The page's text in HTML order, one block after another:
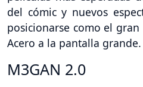
del cómic y nuevos
posicionarse como el
Acero a la pantalla grande.
M3GAN 2.0